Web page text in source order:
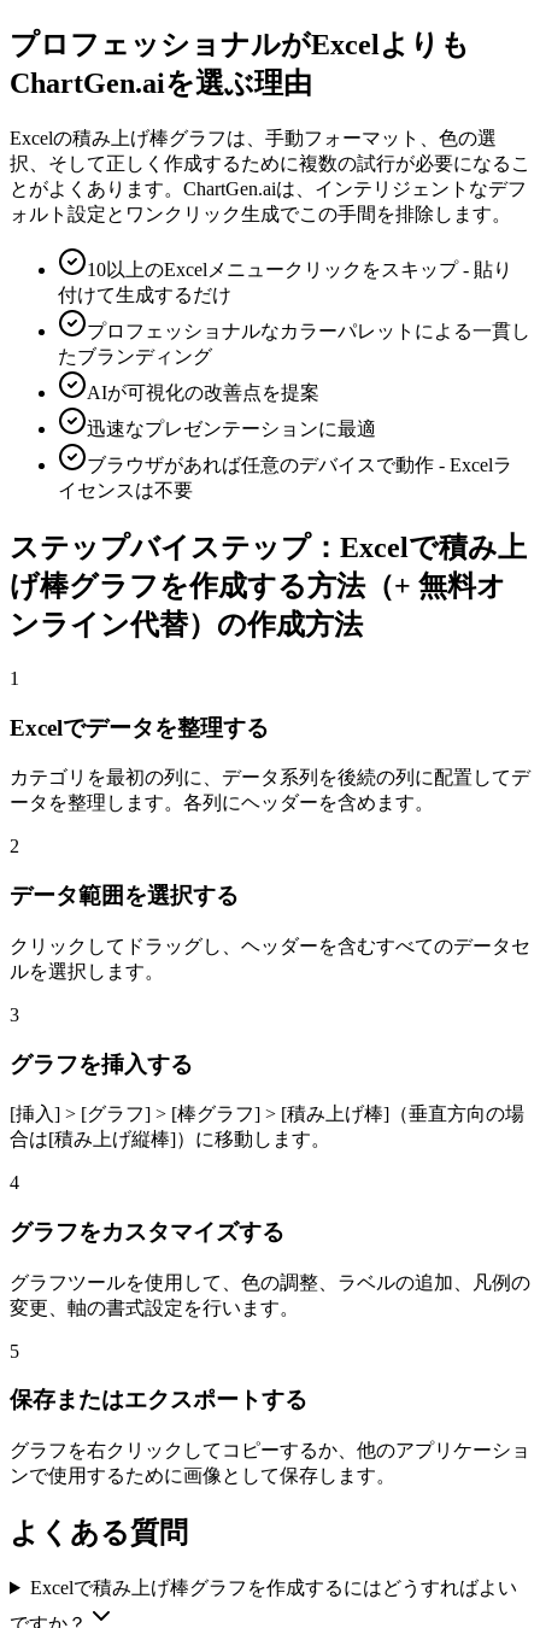
プロフェッショナルがExcelよりも
ChartGen.aiを選ぶ理由
Excelの積み上げ棒グラフは、手動フォーマット、色の選
択、そして正しく作成するために複数の試行が必要になるこ
とがよくあります。ChartGen.aiは、インテリジェントなデフ
ォルト設定とワンクリック生成でこの手間を排除します。
10以上のExcelメニュークリックをスキップ - 貼り
付けて生成するだけ
プロフェッショナルなカラーパレットによる一貫し
たブランディング
AIが可視化の改善点を提案
迅速なプレゼンテーションに最適
ブラウザがあれば任意のデバイスで動作 - Excelラ
イセンスは不要
ステップバイステップ：Excelで積み上
げ棒グラフを作成する方法（+ 無料オ
ンライン代替）の作成方法
1
Excelでデータを整理する
カテゴリを最初の列に、データ系列を後続の列に配置してデ
ータを整理します。各列にヘッダーを含めます。
2
データ範囲を選択する
クリックしてドラッグし、ヘッダーを含むすべてのデータセ
ルを選択します。
3
グラフを挿入する
[挿入] > [グラフ] > [棒グラフ] > [積み上げ棒]（垂直方向の場
合は[積み上げ縦棒]）に移動します。
4
グラフをカスタマイズする
グラフツールを使用して、色の調整、ラベルの追加、凡例の
変更、軸の書式設定を行います。
5
保存またはエクスポートする
グラフを右クリックしてコピーするか、他のアプリケーショ
ンで使用するために画像として保存します。
よくある質問
Excelで積み上げ棒グラフを作成するにはどうすればよい
ですか？